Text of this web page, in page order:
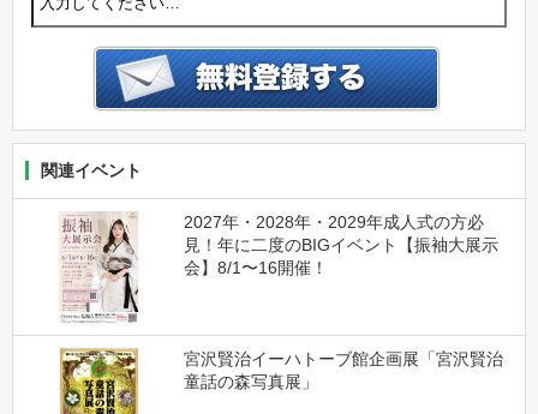
関連イベント
2027年・2028年・2029年成人式の方必
見！年に二度のBIGイベント【振袖大展示
会】8/1〜16開催！
宮沢賢治イーハトーブ館企画展「宮沢賢治
童話の森写真展」